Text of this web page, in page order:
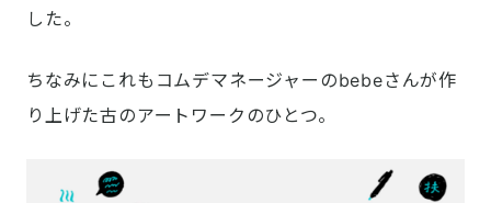
した。
ちなみにこれもコムデマネージャーのbebeさんが作
り上げた古のアートワークのひとつ。